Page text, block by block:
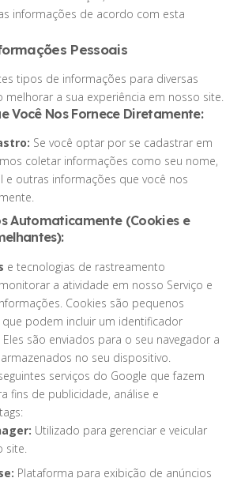
informações de acordo com esta
Pessoais
tipos de informações para diversas
melhorar a sua experiência em nosso site.
Você Nos Fornece Diretamente:
Se você optar por se cadastrar em
coletar informações como seu nome,
e outras informações que você nos
Automaticamente (Cookies e
e tecnologias de rastreamento
a atividade em nosso Serviço e
Cookies são pequenos
podem incluir um identificador
são enviados para o seu navegador a
no seu dispositivo.
serviços do Google que fazem
fins de publicidade, análise e
Utilizado para gerenciar e veicular
site.
Plataforma para exibição de anúncios